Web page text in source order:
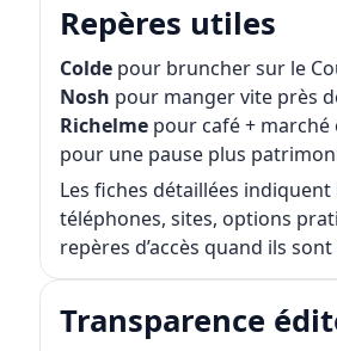
Repères utiles
Coldepour bruncher sur le
Nosh pour manger vite près
Richelmepour café + marché
pour une pause plus
Les fiches détaillées indiquent
téléphones, sites, options
repères d’accès quand ils
Transparence